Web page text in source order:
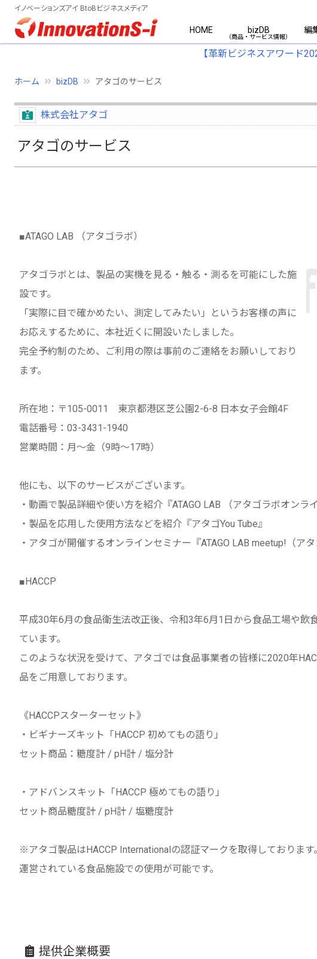
イノベーションズアイ BtoBビジネスメディア
HOME bizDB 編
【革新ビジネスアワード
ホーム bizDB アタゴのサービス
株式会社アタゴ
アタゴのサービス
■ATAGO LAB （アタゴラボ）
アタゴラボとは、製品の実機を見る・触る・測るを可能にした施
設です。
「実際に目で確かめたい、測定してみたい」というお客様の声に
お応えするために、本社近くに開設いたしました。
完全予約制のため、ご利用の際は事前のご連絡をお願いしており
ます。
所在地：〒105-0011 東京都港区芝公園2-6-8 日本女子会館4F
電話番号：03-3431-1940
営業時間：月～金（9時～17時）
他にも、以下のサービスがございます。
・動画で製品詳細や使い方を紹介『ATAGO LAB （アタゴラボオンラ
・製品を応用した使用方法などを紹介『アタゴYou Tube』
・アタゴが開催するオンラインセミナー『ATAGO LAB meetup!（ア
■HACCP
平成30年6月の食品衛生法改正後、令和3年6月1日から食品工場や飲
ています。
このような状況を受けて、アタゴでは食品事業者の皆様に2020年
品をご用意しております。
《HACCPスターターセット》
・ビギナーズキット「HACCP 初めてもの語り」
セット商品：糖度計 / pH計 / 塩分計
・アドバンスキット「HACCP 極めてもの語り」
セット商品糖度計 / pH計 / 塩糖度計
※アタゴ製品はHACCP Internationalの認証マークを取得しておりま
運営されている⾷品施設での使⽤が可能です。
提供企業概要